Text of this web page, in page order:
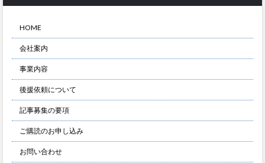
HOME
会社案内
事業内容
後援依頼について
記事募集の要項
ご購読のお申し込み
お問い合わせ